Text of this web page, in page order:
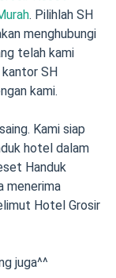
. Pilihlah SH
menghubungi
telah kami
SH
kami.
Kami siap
hotel dalam
Handuk
menerima
Hotel Grosir
juga^^